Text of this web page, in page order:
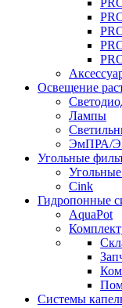
Освещение
Лампы
ЭмПРА/
Угольные
Cink
Гидропонные
AquaPot
Системы